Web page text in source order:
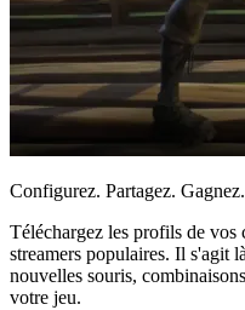
Configurez. Partagez. Gagnez.
Téléchargez les profils de vos
streamers populaires. Il s'agit
nouvelles souris,
votre jeu.